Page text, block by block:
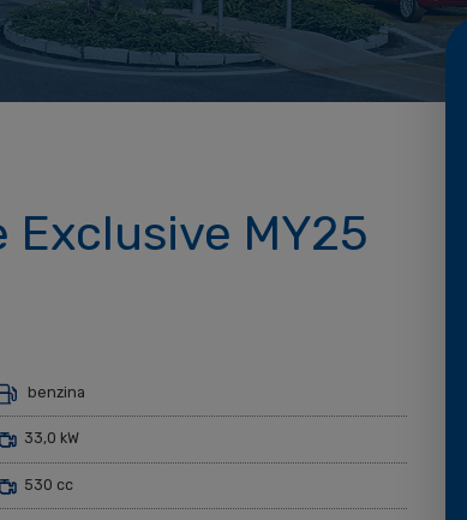
Exclusive MY25
benzina
33,0 kW
530 cc